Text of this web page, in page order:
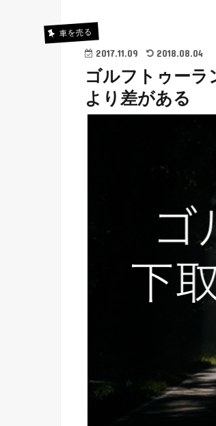
車を売る
2017.11.09 2018.08.04
ゴルフトゥーラ
より差がある